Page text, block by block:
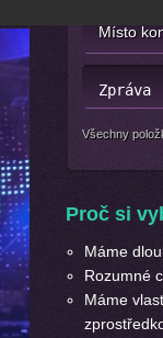
Všechny
Proč si
Máme
Rozumné
Máme